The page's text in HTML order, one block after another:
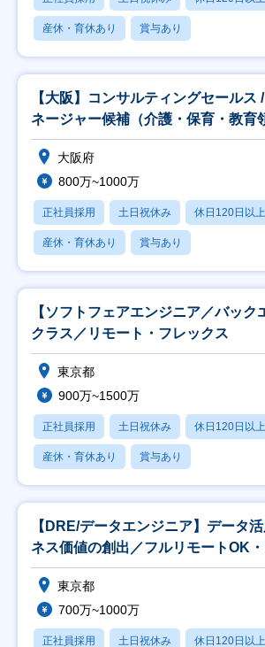
産休・育休あり 賞与あり
【大阪】コンサルティングセールス
ネージャー候補（介護・保育・教育
大阪府
800万~1000万
正社員採用 土日祝休み 休日120日以上
産休・育休あり 賞与あり
【ソフトフェアエンジニア／バック
クラス／リモート・フレックス
東京都
900万~1500万
正社員採用 土日祝休み 休日120日以上
産休・育休あり 賞与あり
【DRE/データエンジニア】データ
ネス価値の創出／フルリモートOK
東京都
700万~1000万
正社員採用 土日祝休み 休日120日以上